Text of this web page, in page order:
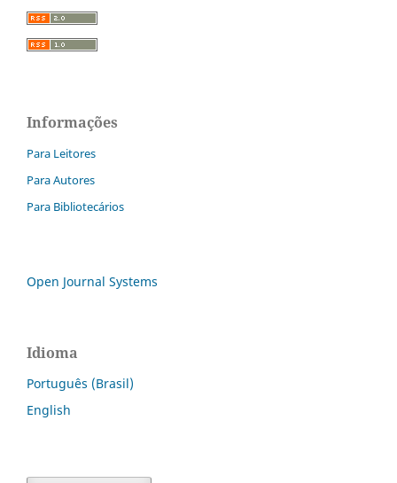
Informações
Para Leitores
Para Autores
Para Bibliotecários
Open Journal Systems
Idioma
Português (Brasil)
English